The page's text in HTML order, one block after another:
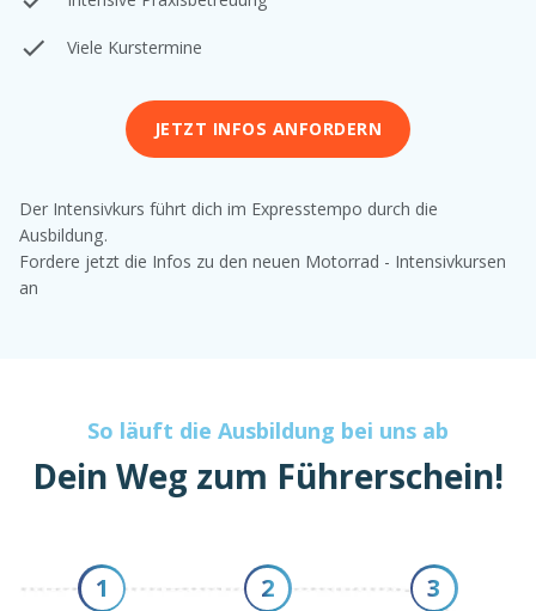
Viele Kurstermine
JETZT INFOS ANFORDERN
Der Intensivkurs führt dich im Expresstempo durch die
Ausbildung.
Fordere jetzt die Infos zu den neuen Motorrad - Intensivkursen
an
So läuft die Ausbildung bei uns ab
Dein Weg zum Führerschein!
1 2 3